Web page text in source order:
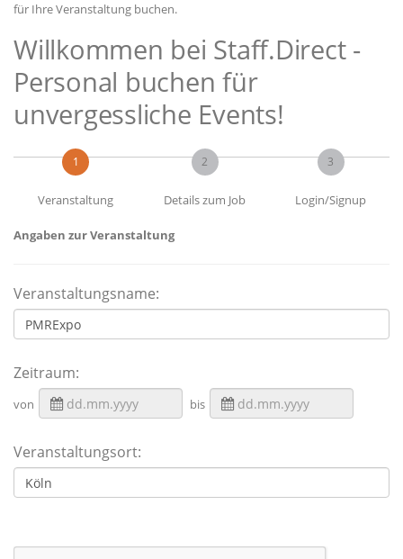
für Ihre Veranstaltung buchen.
Willkommen bei Staff.Direct -
Personal buchen für
unvergessliche Events!
1
Veranstaltung
2
Details zum Job
3
Login/Signup
Angaben zur Veranstaltung
Veranstaltungsname:
Zeitraum:
von bis
Veranstaltungsort: